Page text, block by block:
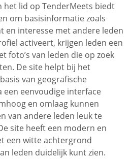
het lid op TenderMeets biedt
om basisinformatie zoals
en interesse met andere leden
activeert, krijgen leden een
foto’s van leden die op zoek
De site helpt bij het
van geografische
een eenvoudige interface
en omlaag kunnen
van andere leden leuk te
site heeft een modern en
een witte achtergrond
leden duidelijk kunt zien.